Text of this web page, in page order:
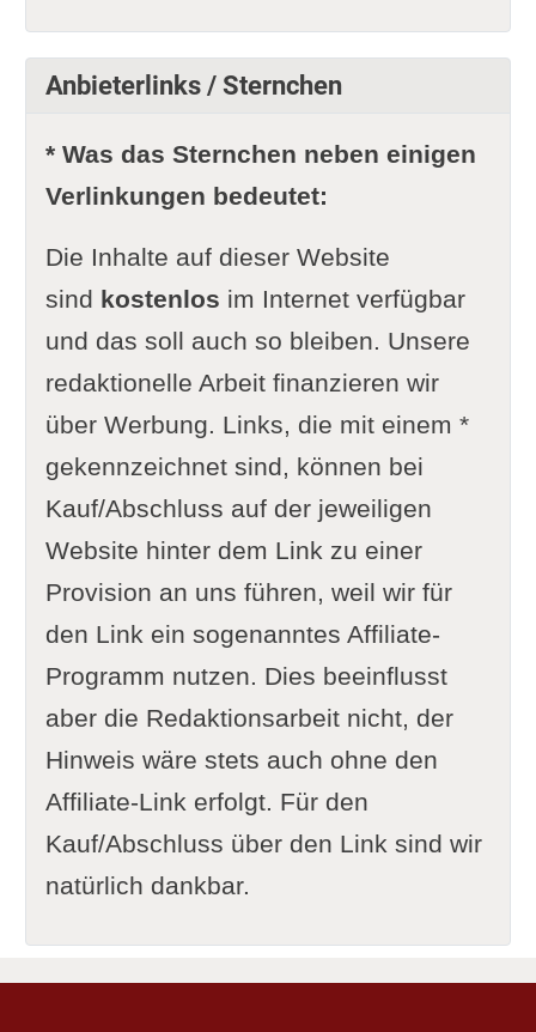
Anbieterlinks / Sternchen
* Was das Sternchen neben einigen
Verlinkungen bedeutet:
Die Inhalte auf dieser Website
sind kostenlos im Internet verfügbar
und das soll auch so bleiben. Unsere
redaktionelle Arbeit finanzieren wir
über Werbung. Links, die mit einem *
gekennzeichnet sind, können bei
Kauf/Abschluss auf der jeweiligen
Website hinter dem Link zu einer
Provision an uns führen, weil wir für
den Link ein sogenanntes Affiliate-
Programm nutzen. Dies beeinflusst
aber die Redaktionsarbeit nicht, der
Hinweis wäre stets auch ohne den
Affiliate-Link erfolgt. Für den
Kauf/Abschluss über den Link sind wir
natürlich dankbar.